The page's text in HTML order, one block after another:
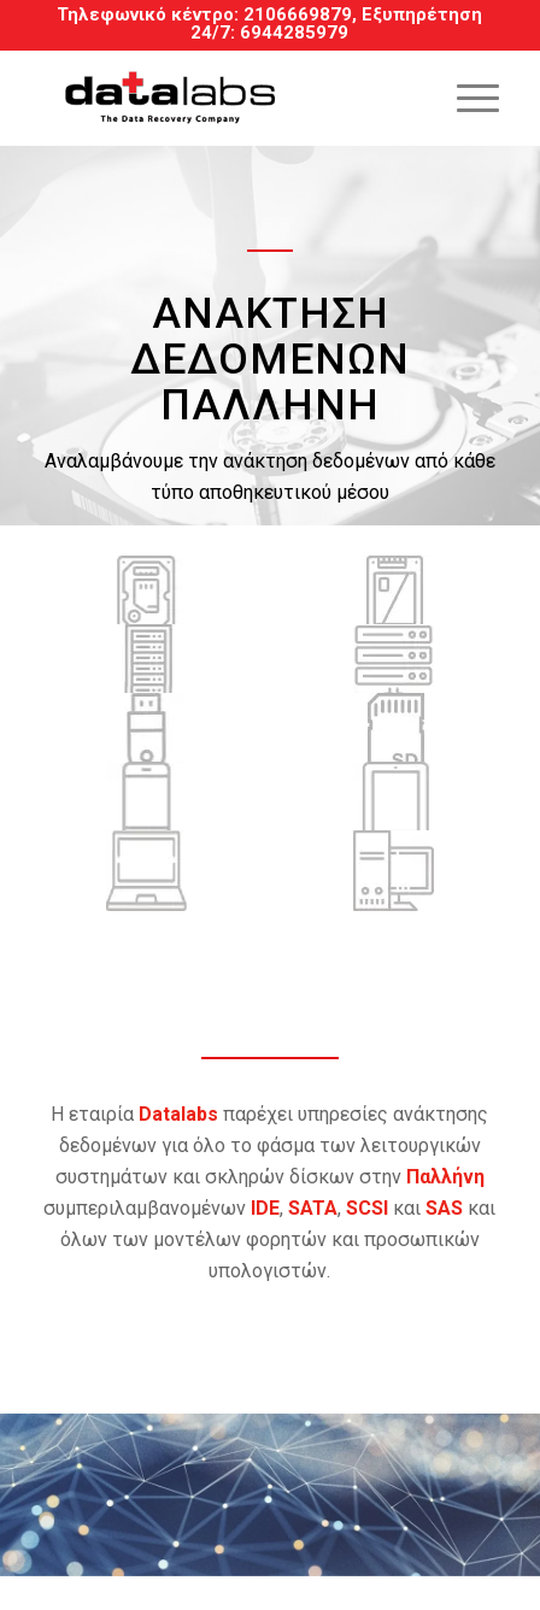
Τηλεφωνικό κέντρο: 2106669879, Εξυπηρέτηση
24/7: 6944285979
ΑΝΆΚΤΗΣΗ
ΔΕΔΟΜΈΝΩΝ
ΠΑΛΛΉΝΗ
Αναλαμβάνουμε την ανάκτηση δεδομένων από κάθε
τύπο αποθηκευτικού μέσου
Η εταιρία Datalabs παρέχει υπηρεσίες ανάκτησης
δεδομένων για όλο το φάσμα των λειτουργικών
συστημάτων και σκληρών δίσκων στην Παλλήνη
συμπεριλαμβανομένων IDE,SATA,SCSI καιSAS και
όλων των μοντέλων φορητών και προσωπικών
υπολογιστών.